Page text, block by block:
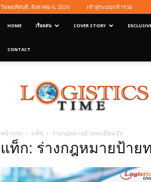
วันพฤหัสบดี, สิงหาคม 6, 2026 เข้าสู่ระบบ/เข้าร่วม
HOME เรื่องเด่น COVER STORY
CONTACT
Magazine
หน้าแรก แท็ก ร่างกฎหมายป้ายทะเบียน EV
แท็ก: ร่างกฎหมายป้าย